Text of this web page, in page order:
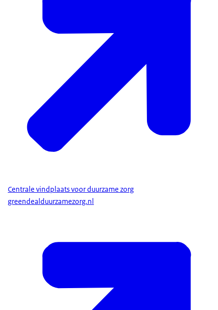
Centrale vindplaats voor duurzame zorg
greendealduurzamezorg.nl